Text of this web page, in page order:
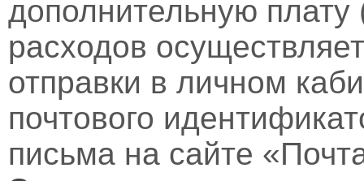
дополнительную
расходов
отправки в личном
почтового
письма на сайте